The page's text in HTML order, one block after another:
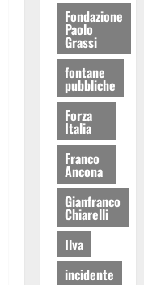
Fondazione
Paolo
Grassi
fontane
pubbliche
Forza
Italia
Franco
Ancona
Gianfranco
Chiarelli
Ilva
incidente